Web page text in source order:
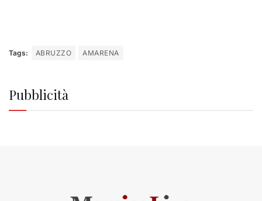
Tags: ABRUZZO AMARENA
Pubblicità